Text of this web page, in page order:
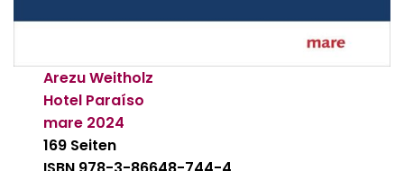
Arezu Weitholz
Hotel Paraíso
mare 2024
169 Seiten